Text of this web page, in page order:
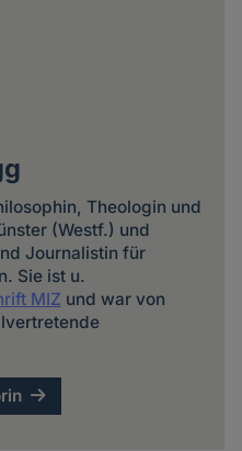
Theologin und
(Westf.) und
Journalistin für
Sie ist u.
MIZ und war von